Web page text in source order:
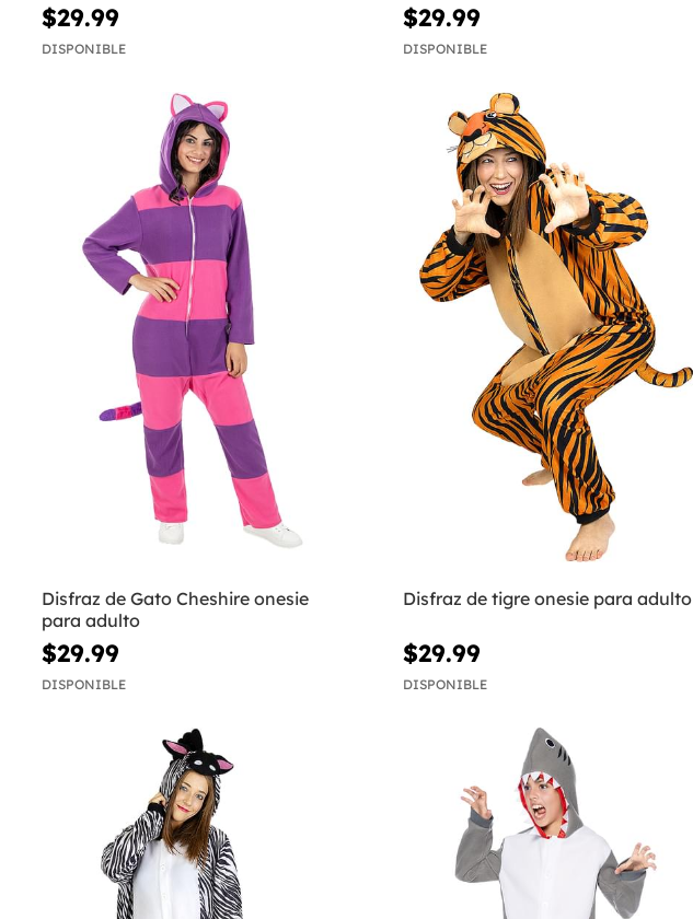
$29.99
DISPONIBLE
$29.99
DISPONIBLE
Disfraz de Gato Cheshire onesie
para adulto
$29.99
DISPONIBLE
Disfraz de tigre onesie para adulto
$29.99
DISPONIBLE